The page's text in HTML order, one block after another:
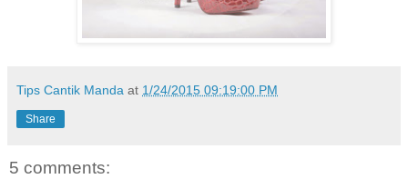
Tips Cantik Manda at 1/24/2015 09:19:00 PM
Share
5 comments: